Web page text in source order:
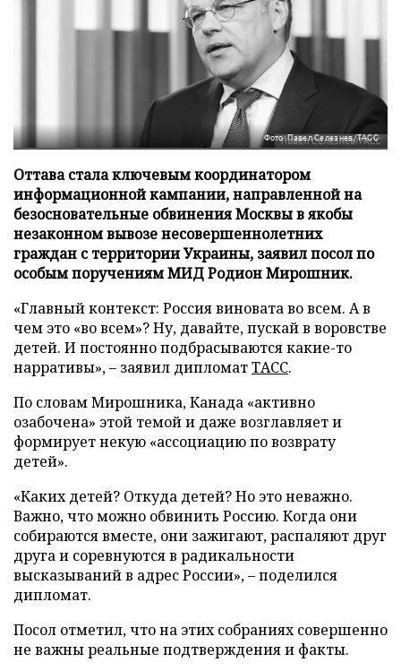
Фото: Павел Селезнев/ТАСС
Оттава стала ключевым координатором
информационной кампании, направленной на
безосновательные обвинения Москвы в якобы
незаконном вывозе несовершеннолетних
граждан с территории Украины, заявил посол по
особым поручениям МИД Родион Мирошник.
«Главный контекст: Россия виновата во всем. А в
чем это «во всем»? Ну, давайте, пускай в воровстве
детей. И постоянно подбрасываются какие-то
нарративы», – заявил дипломатТАСС.
По словам Мирошника, Канада «активно
озабочена» этой темой и даже возглавляет и
формирует некую «ассоциацию по возврату
детей».
«Каких детей? Откуда детей? Но это неважно.
Важно, что можно обвинить Россию. Когда они
собираются вместе, они зажигают, распаляют друг
друга и соревнуются в радикальности
высказываний в адрес России», – поделился
дипломат.
Посол отметил, что на этих собраниях совершенно
не важны реальные подтверждения и факты.